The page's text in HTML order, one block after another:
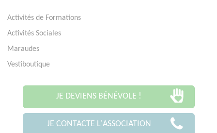
Activités de Formations
Activités Sociales
Maraudes
Vestiboutique
JE DEVIENS BÉNÉVOLE !
JE CONTACTE L'ASSOCIATION